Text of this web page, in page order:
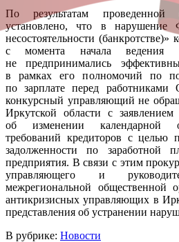
По результатам проведенной
установлено, что в нарушение
несостоятельности
с момента начала ведения
не предпринимались
в рамках его полномочий по
по зарплате перед
конкурсный управляющий не
Иркутской области с
об изменении календарной
требований кредиторов с целью
задолженности по заработной
предприятия. В связи с этим
управляющего и
межрегиональной общественной
антикризисных управляющих в
представления об устранении
В рубрике: Новости